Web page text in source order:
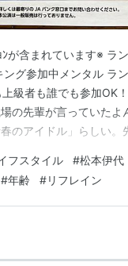
が含まれています※ ラ
グ参加中メンタル ラ
級者も誰でも参加OK
の先輩が言っていた
のアイドル」らしい
リンク hatch51.com
フスタイル #松本伊代
#年齢 #リフレイン